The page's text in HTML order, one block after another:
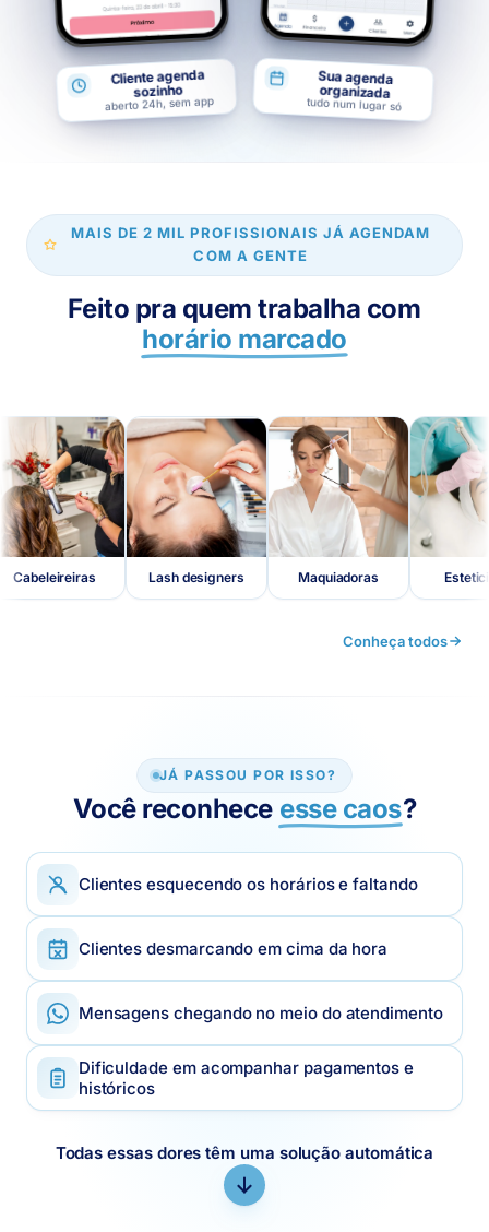
Cliente agenda
sozinho
aberto 24h, sem app
Sua agenda
organizada
tudo num lugar só
MAIS DE 2 MIL PROFISSIONAIS JÁ AGENDAM
COM A GENTE
Feito pra quem trabalha com
horário marcado
Lash designers Maquiadoras Esteticistas
Conheça todos
JÁ PASSOU POR ISSO?
Você reconhece esse caos?
Clientes esquecendo os horários e faltando
Clientes desmarcando em cima da hora
Mensagens chegando no meio do atendimento
Dificuldade em acompanhar pagamentos e
históricos
Todas essas dores têm uma solução automática